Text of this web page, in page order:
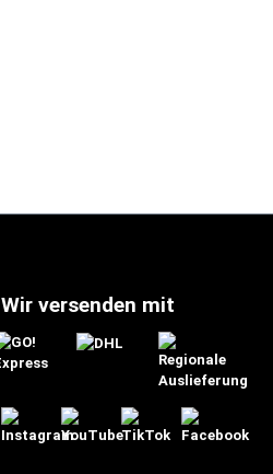
Wir versenden mit